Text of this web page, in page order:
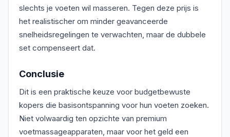
slechts je voeten wil masseren. Tegen deze prijs is
het realistischer om minder geavanceerde
snelheidsregelingen te verwachten, maar de dubbele
set compenseert dat.
Conclusie
Dit is een praktische keuze voor budgetbewuste
kopers die basisontspanning voor hun voeten zoeken.
Niet volwaardig ten opzichte van premium
voetmassageapparaten, maar voor het geld een